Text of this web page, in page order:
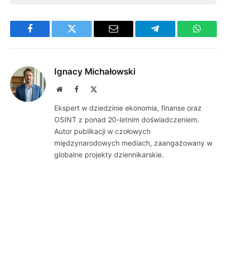
Facebook Twitter Email Telegram
Ignacy Michałowski
WebsiteFacebook
Ekspert w dziedzinie ekonomia, finanse oraz
OSINT z ponad 20-letnim doświadczeniem.
Autor publikacji w czołowych
międzynarodowych mediach, zaangażowany w
globalne projekty dziennikarskie.